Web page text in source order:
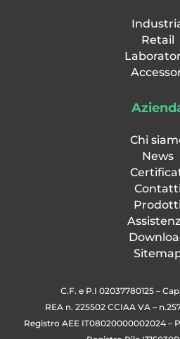
Retail
Chi
News
C.F. e P.I 02037780125 –
REA n. 225502 CCIAA VA –
Registro AEE IT08020000002024 –